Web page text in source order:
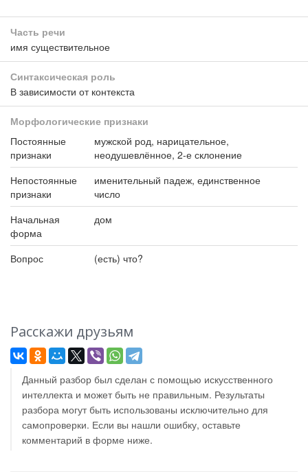
Часть речи
имя существительное
Синтаксическая роль
В зависимости от контекста
Морфологические признаки
Постоянные
признаки
мужской род, нарицательное,
неодушевлённое, 2-е склонение
Непостоянные
признаки
именительный падеж, единственное
число
Начальная
форма
дом
Вопрос (есть) что?
Расскажи друзьям
Данный разбор был сделан с помощью искусственного
интеллекта и может быть не правильным. Результаты
разбора могут быть использованы исключительно для
самопроверки. Если вы нашли ошибку, оставьте
комментарий в форме ниже.